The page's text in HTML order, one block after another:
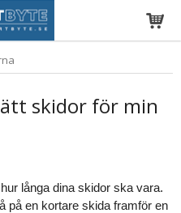
skidor för min
långa dina skidor ska vara.
på en kortare skida framför en